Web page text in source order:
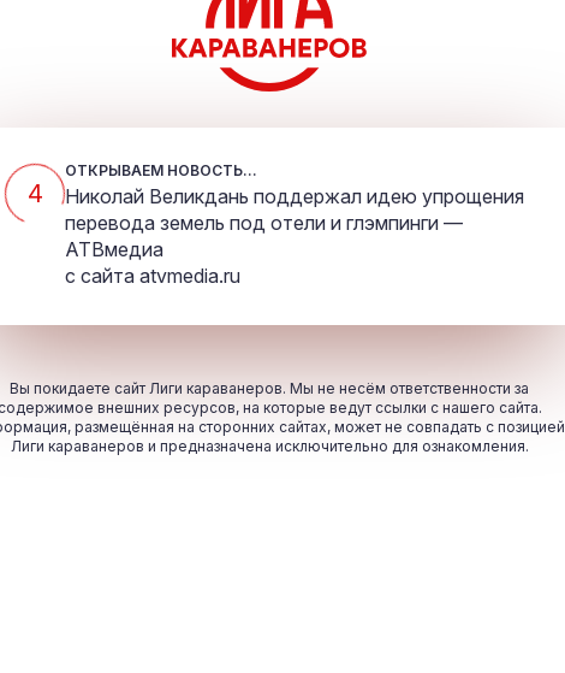
4
ОТКРЫВАЕМ НОВОСТЬ...
Николай Великдань поддержал идею упрощения
перевода земель под отели и глэмпинги —
АТВмедиа
с сайта atvmedia.ru
Вы покидаете сайт Лиги караванеров. Мы не несём ответственности за
внешних ресурсов, на которые ведут ссылки с нашего сайта.
размещённая на сторонних сайтах, может не совпадать с позицией
Лиги караванеров и предназначена исключительно для ознакомления.